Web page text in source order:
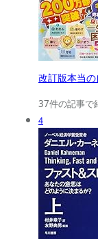
改訂版本当
37件の記事で
4